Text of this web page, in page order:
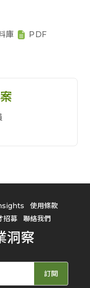
庫 PDF
使用條款
招募 聯絡我們
洞察
訂閱